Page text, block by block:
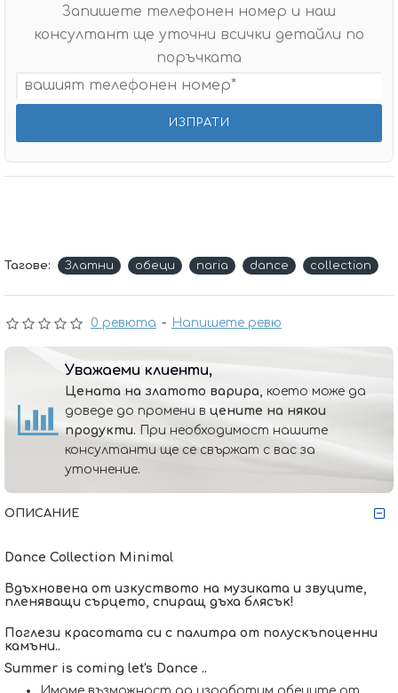
0 ревюта - Напишете ревю
Запишете телефонен номер и наш
консултант ще уточни всички детайли по
поръчката
Тагове: Златни обеци naria dance collection
Уважаеми клиенти,
Цената на златото варира, което може да
доведе до промени в цените на някои
продукти. При необходимост нашите
консултанти ще се свържат с вас за
уточнение.
ОПИСАНИЕ
Dance Collection Minimal
Вдъхновена от изкуството на музиката и звуците,
пленяващи сърцето, спиращ дъха блясък!
Поглези красотата си с палитра от полускъпоценни
камъни..
Summer is coming let's Dance ..